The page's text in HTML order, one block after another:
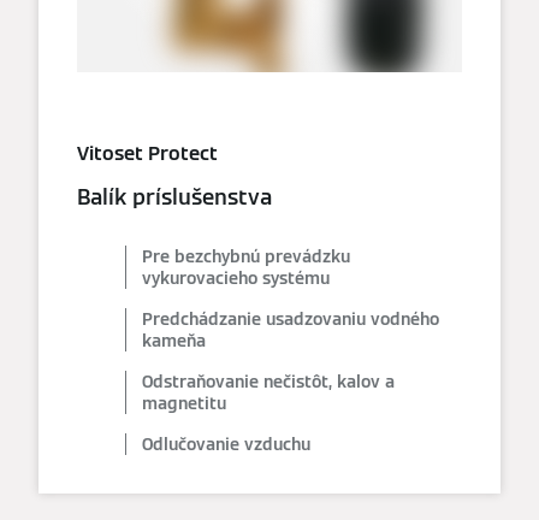
Vitoset Protect
Balík príslušenstva
Pre bezchybnú prevádzku
vykurovacieho systému
Predchádzanie usadzovaniu vodného
kameňa
Odstraňovanie nečistôt, kalov a
magnetitu
Odlučovanie vzduchu